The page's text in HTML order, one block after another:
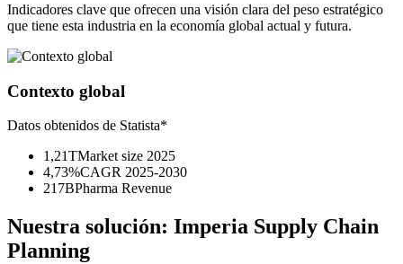
Indicadores clave que ofrecen una visión clara del peso estratégico
que tiene esta industria en la economía global actual y futura.
Contexto global
Datos obtenidos de Statista*
1,21TMarket size 2025
4,73%CAGR 2025-2030
217BPharma Revenue
Nuestra solución: Imperia Supply Chain
Planning